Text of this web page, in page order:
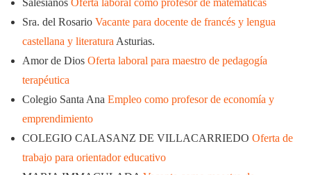
Sra. del Rosario Vacante para docente de francés y lengua
castellana y literatura Asturias.
Amor de Dios Oferta laboral para maestro de pedagogía
terapéutica
Colegio Santa Ana Empleo como profesor de economía y
emprendimiento
COLEGIO CALASANZ DE VILLACARRIEDO Oferta de
trabajo para orientador educativo